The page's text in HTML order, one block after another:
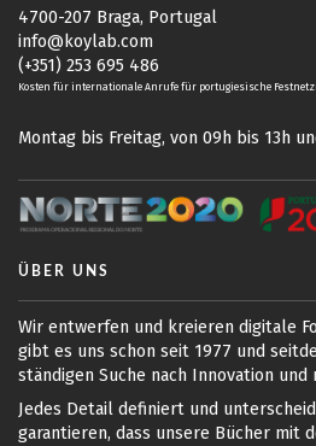
4700-207 Braga, Portugal
info@koylab.com
(+351) 253 695 486
Kosten für internationale Anrufe für portugiesische
Montag bis Freitag, von 09h bis 13h
ÜBER UNS
Wir entwerfen und kreieren digitale
gibt es uns schon seit 1977 und
ständigen Suche nach Innovation
Jedes Detail definiert und
garantieren, dass unsere Bücher mit